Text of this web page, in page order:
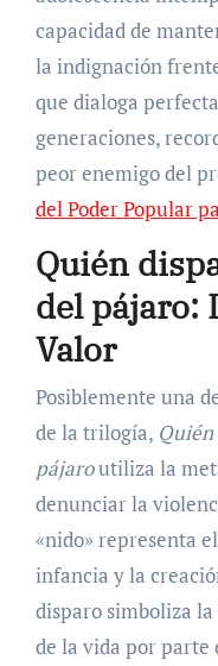
capacidad de
la indignación
que dialoga
generaciones,
peor enemigo del
del Poder Popular
Quién
del pájaro:
Valor
Posiblemente una
de la trilogía,
pájaroutiliza la
denunciar la
«nido» representa
infancia y la
disparo simboliza
de la vida por